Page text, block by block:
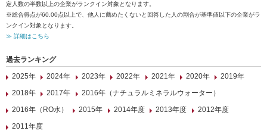
定人数の半数以上の企業がランクイン対象となります。
※総合得点が60.00点以上で、他人に薦めたくないと回答した人の割合が基準値以下の企業がラ
ンクイン対象となります。
≫ 詳細はこちら
過去ランキング
2025年
2024年 2023年 2022年 2021年 2020年
2019年
2018年
2017年
2016年（ナチュラルミネラルウォーター）
2016年（RO水）
2015年 2014年度 2013年度
2012年度
2011年度